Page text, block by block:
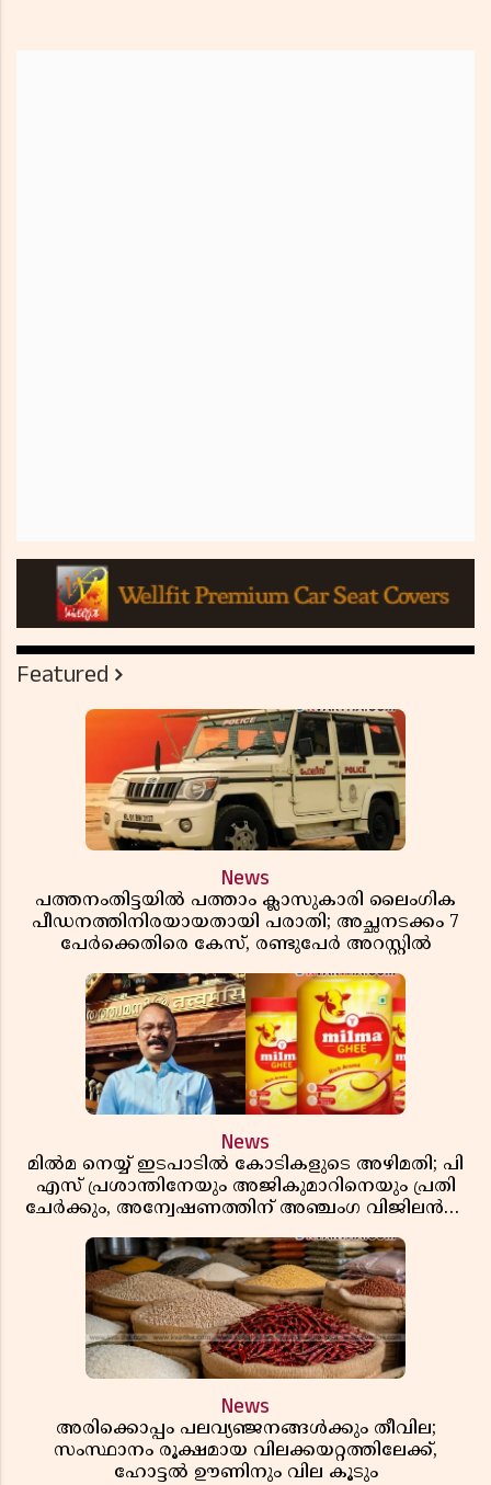
Featured
News
പത്തനംതിട്ടയിൽ പത്താം ക്ലാസുകാരി ലൈംഗിക
പീഡനത്തിനിരയായതായി പരാതി; അച്ഛനടക്കം 7
പേർക്കെതിരെ കേസ്, രണ്ടുപേർ അറസ്റ്റിൽ
News
മിൽമ നെയ്യ് ഇടപാടിൽ കോടികളുടെ അഴിമതി; പി
എസ് പ്രശാന്തിനേയും അജികുമാറിനെയും പ്രതി
ചേർക്കും, അന്വേഷണത്തിന് അഞ്ചംഗ വിജിലൻസ്
News
അരിക്കൊപ്പം പലവ്യഞ്ജനങ്ങൾക്കും തീവില;
സംസ്ഥാനം രൂക്ഷമായ വിലക്കയറ്റത്തിലേക്ക്,
ഹോട്ടൽ ഊണിനും വില കൂടും